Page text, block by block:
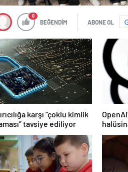
0
BEĞENDİM ABONE OL
karşı “çoklu kimlik
tavsiye ediliyor